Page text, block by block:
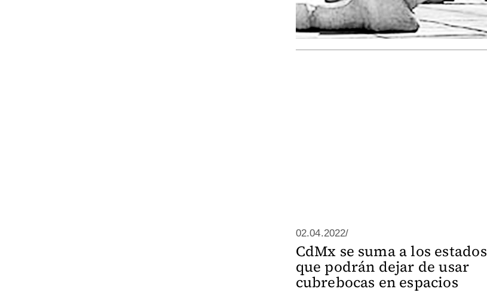
02.04.2022/
CdMx se suma a los estados
que podrán dejar de usar
cubrebocas en espacios